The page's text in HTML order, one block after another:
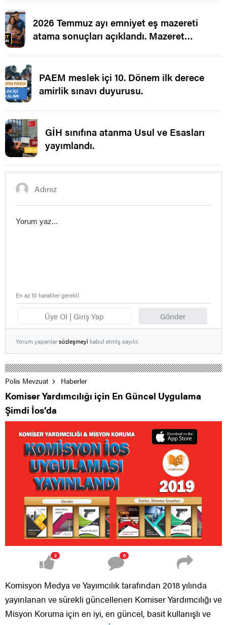
2026 Temmuz ayı emniyet eş mazereti
atama sonuçları açıklandı. Mazeret
PAEM meslek içi 10. Dönem ilk derece
amirlik sınavı duyurusu.
GİH sınıfına atanma Usul ve Esasları
yayımlandı.
Üye Ol | Giriş Yap Gönder
En az 10 karakter gerekli
Yorum yapanlarsözleşmeyi kabul etmiş sayılır.
Polis Mevzuat Haberler
Komiser Yardımcılığı için En Güncel Uygulama
Şimdi İos’da
2 0
Komisyon Medya ve Yayımcılık tarafından 2018 yılında
yayınlanan ve sürekli güncellenen Komiser Yardımcılığı ve
Misyon Koruma için en iyi, en güncel, basit kullanışlı ve